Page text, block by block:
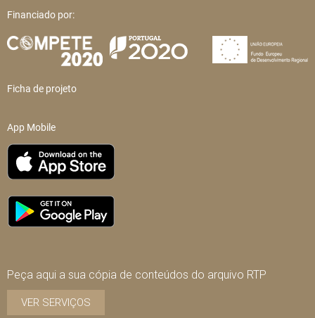
Financiado por:
Ficha de projeto
App Mobile
Peça aqui a sua cópia de conteúdos do arquivo RTP
VER SERVIÇOS